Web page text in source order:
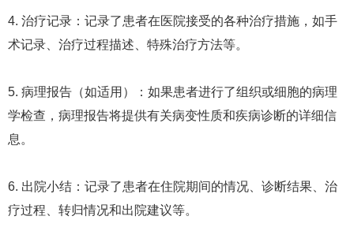
4. 治疗记录：记录了患者在医院接受的各种治疗措施，如手
术记录、治疗过程描述、特殊治疗方法等。
5. 病理报告（如适用）：如果患者进行了组织或细胞的病理
学检查，病理报告将提供有关病变性质和疾病诊断的详细信
息。
6. 出院小结：记录了患者在住院期间的情况、诊断结果、治
疗过程、转归情况和出院建议等。